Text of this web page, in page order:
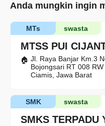
Anda mungkin ingin
MTSS PUI
swasta
MTs
Jl. Raya Banjar Km.3
Bojongsari RT 008
Ciamis, Jawa Barat
SMKS TERPADU
swasta
SMK